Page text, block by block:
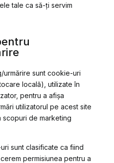
tale ca să-ți servim
sunt cookie-uri
locală), utilizate în
pentru a afișa
utilizatorul pe acest site
scopuri de marketing
sunt clasificate ca fiind
permisiunea pentru a